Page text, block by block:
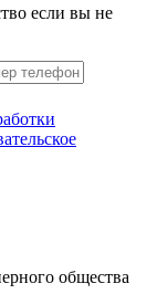
если вы не
общества